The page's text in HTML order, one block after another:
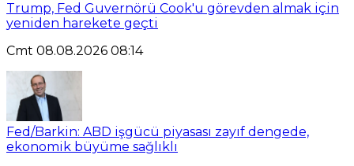
Trump, Fed Guvernörü Cook'u görevden almak için
yeniden harekete geçti
Cmt 08.08.2026 08:14
Fed/Barkin: ABD işgücü piyasası zayıf dengede,
ekonomik büyüme sağlıklı